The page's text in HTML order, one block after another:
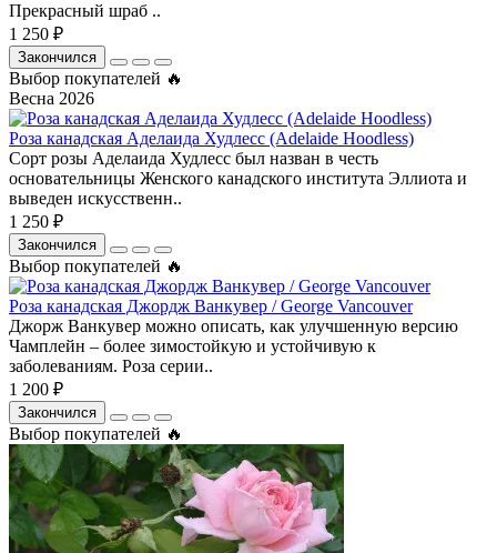
Прекрасный шраб ..
1 250 ₽
Закончился
Выбор покупателей 🔥
Весна 2026
Роза канадская Аделаида Худлесс (Adelaide Hoodless)
Сорт розы Аделаида Худлесс был назван в честь
основательницы Женского канадского института Эллиота и
выведен искусственн..
1 250 ₽
Закончился
Выбор покупателей 🔥
Роза канадская Джордж Ванкувер / George Vancouver
Джорж Ванкувер можно описать, как улучшенную версию
Чамплейн – более зимостойкую и устойчивую к
заболеваниям. Роза серии..
1 200 ₽
Закончился
Выбор покупателей 🔥